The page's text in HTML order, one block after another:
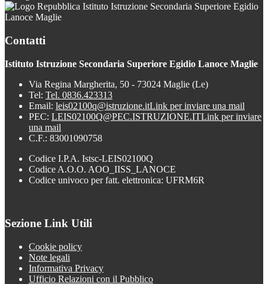
Istituto Istruzione Secondaria Superiore Egidio
Lanoce Maglie
Contatti
Istituto Istruzione Secondaria Superiore Egidio Lanoce Maglie
Via Regina Margherita, 50 - 73024 Maglie (Le)
Tel: Tel. 0836.423313
Email: leis02100q@istruzione.itLink per inviare una mail
PEC: LEIS02100Q@PEC.ISTRUZIONE.ITLink per inviare
una mail
C.F.: 83001090758
Codice I.P.A. Istsc-LEIS02100Q
Codice A.O.O. AOO_IISS_LANOCE
Codice univoco per fatt. elettronica: UFRM6R
Sezione Link Utili
Cookie policy
Note legali
Informativa Privacy
Ufficio Relazioni con il Pubblico